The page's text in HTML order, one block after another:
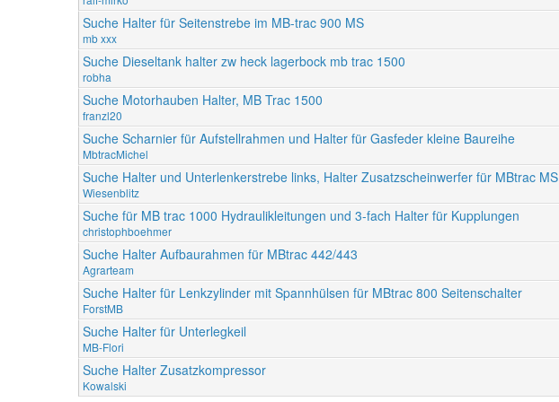
Suche Halter für Seitenstrebe im MB-trac 900 MS
mb xxx
Suche Dieseltank halter zw heck lagerbock mb trac 1500
robha
Suche Motorhauben Halter, MB Trac 1500
franzl20
Suche Scharnier für Aufstellrahmen und Halter für Gasfeder kleine Baureihe
MbtracMichel
Suche Halter und Unterlenkerstrebe links, Halter Zusatzscheinwerfer für MBtrac MS
Wiesenblitz
Suche für MB trac 1000 Hydraulikleitungen und 3-fach Halter für Kupplungen
christophboehmer
Suche Halter Aufbaurahmen für MBtrac 442/443
Agrarteam
Suche Halter für Lenkzylinder mit Spannhülsen für MBtrac 800 Seitenschalter
ForstMB
Suche Halter für Unterlegkeil
MB-Flori
Suche Halter Zusatzkompressor
Kowalski